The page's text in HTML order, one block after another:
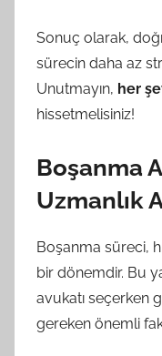
Sonuç olarak,
sürecin daha az
Unutmayın, her
hissetmelisiniz!
Boşanma
Uzmanlık
Boşanma süreci,
bir dönemdir. Bu
avukatı seçerken
gereken önemli